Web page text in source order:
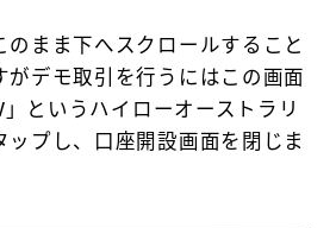
のまま下へスクロールすること
がデモ取引を行うにはこの画面
というハイローオーストラリ
ップし、口座開設画面を閉じま